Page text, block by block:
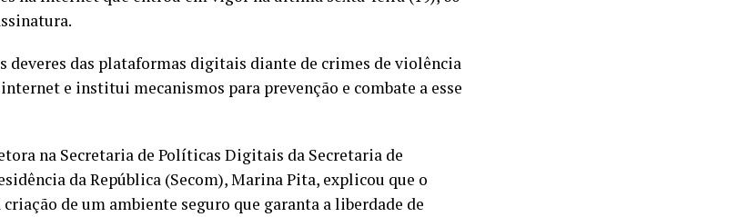
deveres das plataformas digitais diante de crimes de violência
e institui mecanismos para prevenção e combate a esse
na Secretaria de Políticas Digitais da Secretaria de
da República (Secom), Marina Pita, explicou que o
de um ambiente seguro que garanta a liberdade de